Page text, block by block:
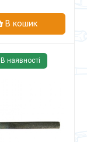
В кошик
В наявності